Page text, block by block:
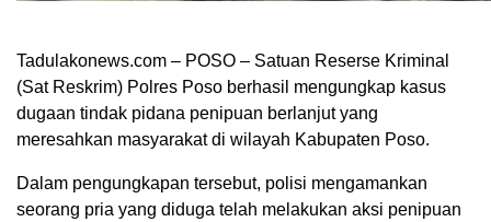
Tadulakonews.com – POSO – Satuan Reserse Kriminal
(Sat Reskrim) Polres Poso berhasil mengungkap kasus
dugaan tindak pidana penipuan berlanjut yang
meresahkan masyarakat di wilayah Kabupaten Poso.
Dalam pengungkapan tersebut, polisi mengamankan
seorang pria yang diduga telah melakukan aksi penipuan